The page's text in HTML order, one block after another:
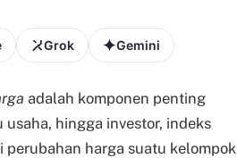
Grok Gemini
adalah komponen penting
hingga investor, indeks
harga suatu kelompok